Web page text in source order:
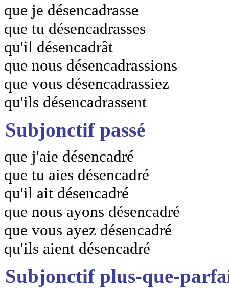
que je désencadrasse
que tu désencadrasses
qu'il désencadrât
que nous désencadrassions
que vous désencadrassiez
qu'ils désencadrassent
Subjonctif passé
que j'aie désencadré
que tu aies désencadré
qu'il ait désencadré
que nous ayons désencadré
que vous ayez désencadré
qu'ils aient désencadré
Subjonctif plus-que-